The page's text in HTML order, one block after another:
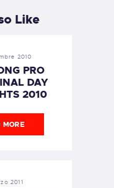
Like
2010
PRO
DAY
2010
MORE
2011